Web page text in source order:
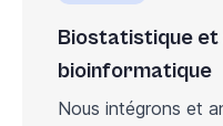
Biostatistique et
bioinformatique
Nous intégrons et